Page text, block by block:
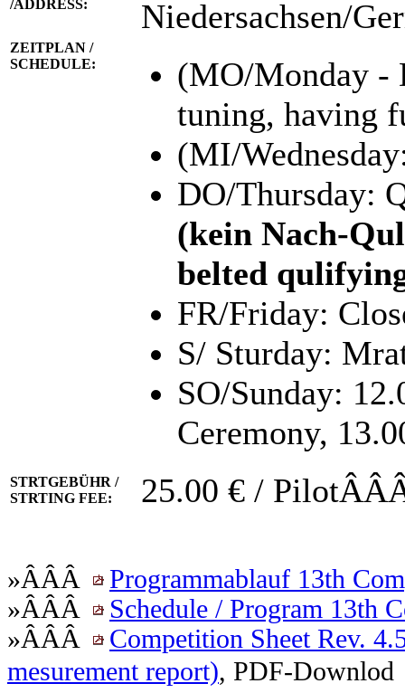
/ADDRESS: Niedersachsen/
ZEITPLAN /
SCHEDULE:
(MO/Monday -
tuning, having
(MI/
DO/Thursday:
(kein Nach-
belted
FR/Friday:
S/ Sturday:
SO/Sunday:
Ceremony,
STRTGEBÜHR /
STRTING FEE:
25.00 € /
»ÂÂÂ
Programmablauf 13th
»ÂÂÂ
Schedule / Program 13th
»ÂÂÂ
Competition Sheet Rev.
mesurement report), PDF-Downlod